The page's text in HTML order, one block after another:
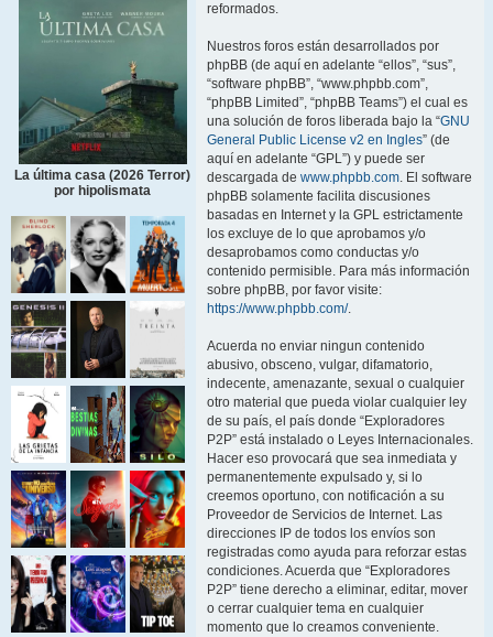
La última casa (2026 Terror)
por hipolismata
reformados.
Nuestros foros están desarrollados por
phpBB (de aquí en adelante “ellos”, “sus”,
“software phpBB”, “www.phpbb.com”,
“phpBB Limited”, “phpBB Teams”) el cual es
una solución de foros liberada bajo la “GNU
General Public License v2 en Ingles” (de
aquí en adelante “GPL”) y puede ser
descargada de www.phpbb.com. El software
phpBB solamente facilita discusiones
basadas en Internet y la GPL estrictamente
los excluye de lo que aprobamos y/o
desaprobamos como conductas y/o
contenido permisible. Para más información
sobre phpBB, por favor visite:
https://www.phpbb.com/.
Acuerda no enviar ningun contenido
abusivo, obsceno, vulgar, difamatorio,
indecente, amenazante, sexual o cualquier
otro material que pueda violar cualquier ley
de su país, el país donde “Exploradores
P2P” está instalado o Leyes Internacionales.
Hacer eso provocará que sea inmediata y
permanentemente expulsado y, si lo
creemos oportuno, con notificación a su
Proveedor de Servicios de Internet. Las
direcciones IP de todos los envíos son
registradas como ayuda para reforzar estas
condiciones. Acuerda que “Exploradores
P2P” tiene derecho a eliminar, editar, mover
o cerrar cualquier tema en cualquier
momento que lo creamos conveniente.